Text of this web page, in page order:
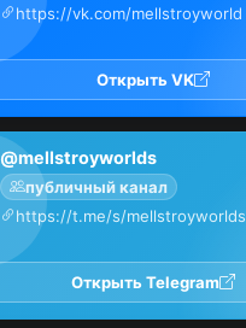
https://vk.com/mellstroyworld
Открыть VK
@mellstroyworlds
публичный канал
https://t.me/s/mellstroyworlds
Открыть Telegram